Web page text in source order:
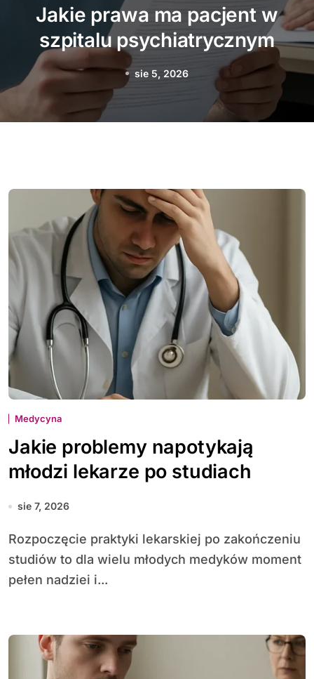
Jakie innowacje
technologiczne wspierają
polską medycynę
sie 3, 2026
Medycyna
Jakie problemy napotykają
młodzi lekarze po studiach
sie 7, 2026
Rozpoczęcie praktyki lekarskiej po zakończeniu
studiów to dla wielu młodych medyków moment
pełen nadziei i...